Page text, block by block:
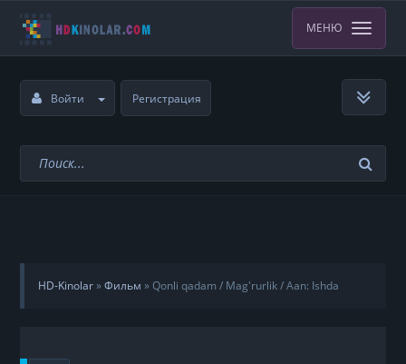
МЕНЮ
Войти Регистрация
HD-Kinolar»Фильм »Qonli qadam / Mag'rurlik / Aan: Ishda